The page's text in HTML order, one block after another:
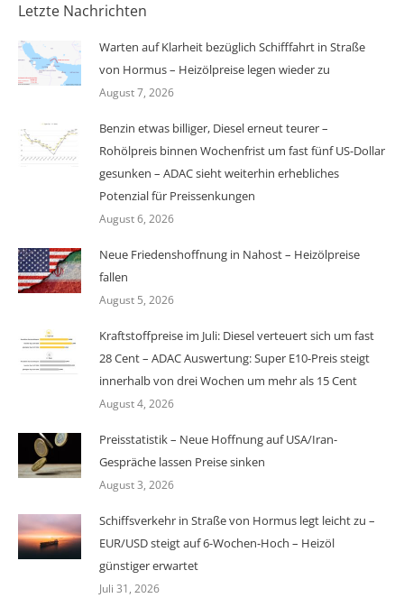
Letzte Nachrichten
Warten auf Klarheit bezüglich Schifffahrt in Straße
von Hormus – Heizölpreise legen wieder zu
August 7, 2026
Benzin etwas billiger, Diesel erneut teurer –
Rohölpreis binnen Wochenfrist um fast fünf US-Dollar
gesunken – ADAC sieht weiterhin erhebliches
Potenzial für Preissenkungen
August 6, 2026
Neue Friedenshoffnung in Nahost – Heizölpreise
fallen
August 5, 2026
Kraftstoffpreise im Juli: Diesel verteuert sich um fast
28 Cent – ADAC Auswertung: Super E10-Preis steigt
innerhalb von drei Wochen um mehr als 15 Cent
August 4, 2026
Preisstatistik – Neue Hoffnung auf USA/Iran-
Gespräche lassen Preise sinken
August 3, 2026
Schiffsverkehr in Straße von Hormus legt leicht zu –
EUR/USD steigt auf 6-Wochen-Hoch – Heizöl
günstiger erwartet
Juli 31, 2026